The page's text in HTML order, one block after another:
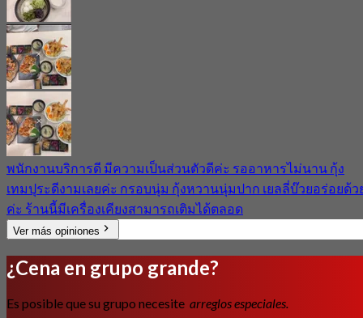
พนักงานบริการดี​ มีความเป็​นส่วนตัวดีค่ะ​ รออาหารไม่นาน​ กุ้ง
เทมปุระ​ดีงามเลยค่ะ​ กรอบนุ่ม​ กุ้งหวานนุ่มปาก​ เยลลี่​บ๊วยอร่อยด้ว
ค่ะ​ ร้านนี้มีเครื่องเคียงสามารถ​เติมได้ตลอด
Ver más opiniones
¿Cena en grupo grande?
Es posible que su grupo necesite arreglos especiales.